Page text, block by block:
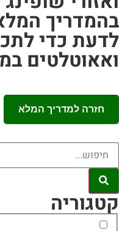
כדי
חזרה למדריך המלא